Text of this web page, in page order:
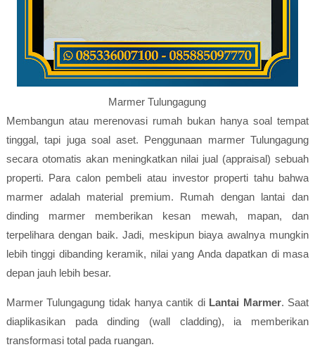
Marmer Tulungagung
Membangun atau merenovasi rumah bukan hanya soal tempat
tinggal, tapi juga soal aset. Penggunaan marmer Tulungagung
secara otomatis akan meningkatkan nilai jual (appraisal) sebuah
properti. Para calon pembeli atau investor properti tahu bahwa
marmer adalah material premium. Rumah dengan lantai dan
dinding marmer memberikan kesan mewah, mapan, dan
terpelihara dengan baik. Jadi, meskipun biaya awalnya mungkin
lebih tinggi dibanding keramik, nilai yang Anda dapatkan di masa
depan jauh lebih besar.
Marmer Tulungagung tidak hanya cantik di Lantai Marmer. Saat
diaplikasikan pada dinding (wall cladding), ia memberikan
transformasi total pada ruangan.